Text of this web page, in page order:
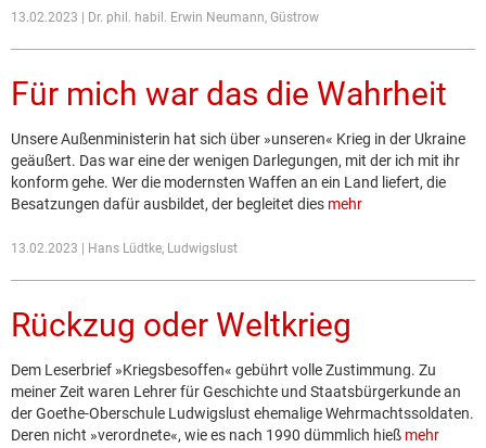
13.02.2023 | Dr. phil. habil. Erwin Neumann, Güstrow
Für mich war das die Wahrheit
Unsere Außenministerin hat sich über »unseren« Krieg in der Ukraine
geäußert. Das war eine der wenigen Darlegungen, mit der ich mit ihr
konform gehe. Wer die modernsten Waffen an ein Land liefert, die
Besatzungen dafür ausbildet, der begleitet dies mehr
13.02.2023 | Hans Lüdtke, Ludwigslust
Rückzug oder Weltkrieg
Dem Leserbrief »Kriegsbesoffen« gebührt volle Zustimmung. Zu
meiner Zeit waren Lehrer für Geschichte und Staatsbürgerkunde an
der Goethe-Oberschule Ludwigslust ehemalige Wehrmachtssoldaten.
Deren nicht »verordnete«, wie es nach 1990 dümmlich hieß mehr